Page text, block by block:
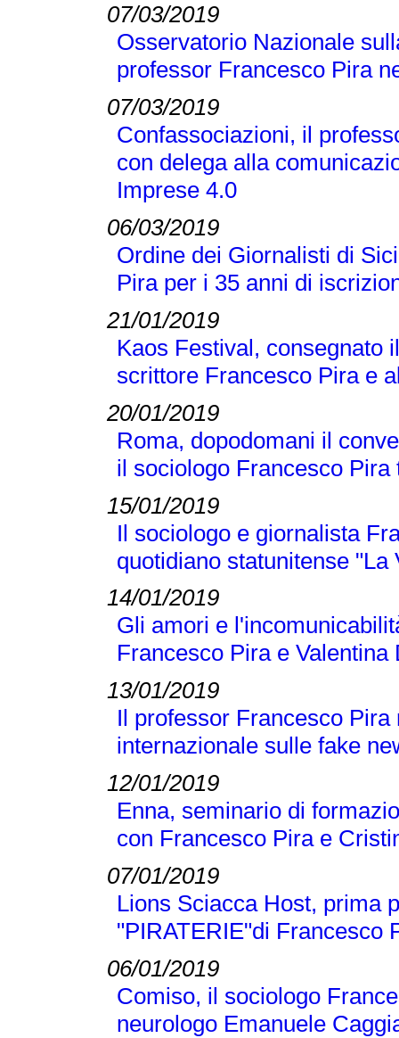
07/03/2019
Osservatorio Nazionale
professor Francesco Pira
07/03/2019
Confassociazioni, il
con delega alla
Imprese 4.0
06/03/2019
Ordine dei Giornalisti di
Pira per i 35 anni di
21/01/2019
Kaos Festival, consegnato
scrittore Francesco Pira e
20/01/2019
Roma, dopodomani il
il sociologo Francesco Pira
15/01/2019
Il sociologo e giornalista
quotidiano statunitense "La
14/01/2019
Gli amori e
Francesco Pira e Valentina
13/01/2019
Il professor Francesco
internazionale sulle fake
12/01/2019
Enna, seminario di
con Francesco Pira e
07/01/2019
Lions Sciacca Host, prima
"PIRATERIE"di Francesco
06/01/2019
Comiso, il sociologo
neurologo Emanuele